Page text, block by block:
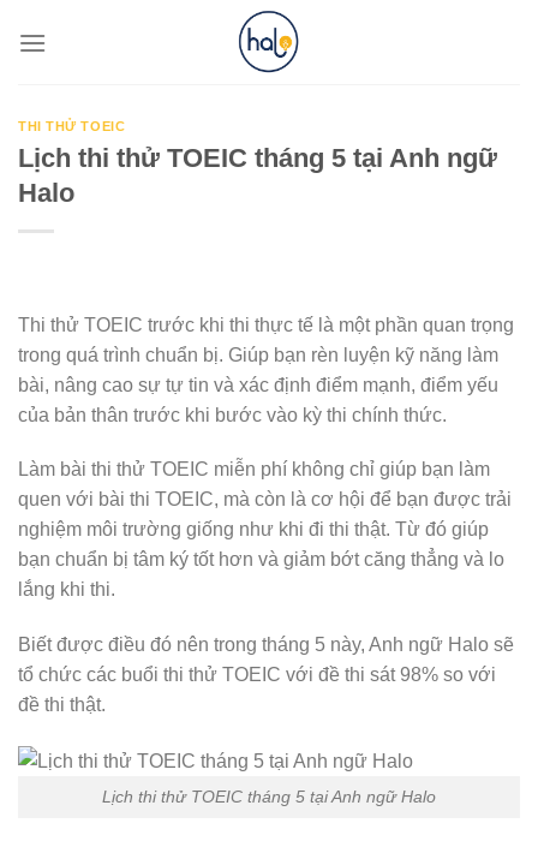
THI THỬ TOEIC
Lịch thi thử TOEIC tháng 5 tại Anh ngữ
Halo
Thi thử TOEIC trước khi thi thực tế là một phần quan trọng
trong quá trình chuẩn bị. Giúp bạn rèn luyện kỹ năng làm
bài, nâng cao sự tự tin và xác định điểm mạnh, điểm yếu
của bản thân trước khi bước vào kỳ thi chính thức.
Làm bài thi thử TOEIC miễn phí không chỉ giúp bạn làm
quen với bài thi TOEIC, mà còn là cơ hội để bạn được trải
nghiệm môi trường giống như khi đi thi thật. Từ đó giúp
bạn chuẩn bị tâm ký tốt hơn và giảm bớt căng thẳng và lo
lắng khi thi.
Biết được điều đó nên trong tháng 5 này, Anh ngữ Halo sẽ
tổ chức các buổi thi thử TOEIC với đề thi sát 98% so với
đề thi thật.
Lịch thi thử TOEIC tháng 5 tại Anh ngữ Halo